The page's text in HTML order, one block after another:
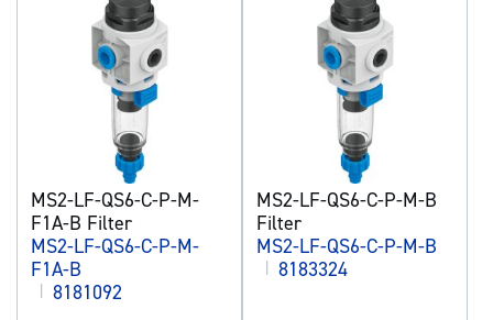
MS2-LF-QS6-C-P-M-
F1A-B Filter
MS2-LF-QS6-C-P-M-
F1A-B
| 8181092
MS2-LF-QS6-C-P-M-B
Filter
MS2-LF-QS6-C-P-M-B
| 8183324